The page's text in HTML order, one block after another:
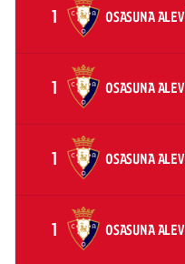
1 OSASUNA
1 OSASUNA
1 OSASUNA
1 OSASUNA